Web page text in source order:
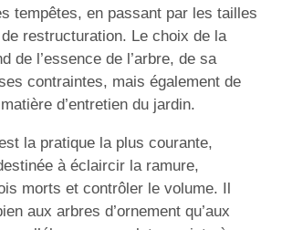
tempêtes, en passant par les tailles
restructuration. Le choix de la
de l’essence de l’arbre, de sa
contraintes, mais également de
d’entretien du jardin.
la pratique la plus courante,
à éclaircir la ramure,
morts et contrôler le volume. Il
aux arbres d’ornement qu’aux